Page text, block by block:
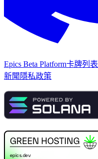
Epics Beta Platform卡牌列表
新聞 隱私政策